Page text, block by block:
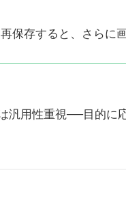
保存すると、さらに
汎用性重視──目的に